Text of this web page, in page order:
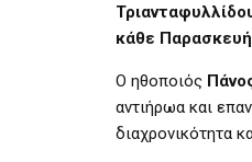
κάθε
Ο ηθοποιός
αντιήρωα και
διαχρονικότητα